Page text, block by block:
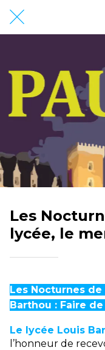
Les
lycée, le
Les Nocturnes de
Barthou : Faire
Le lycée Louis
l’honneur de